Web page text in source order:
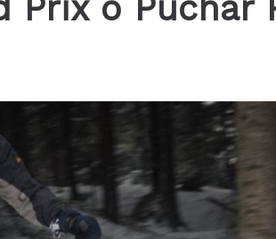
Prix o Puchar